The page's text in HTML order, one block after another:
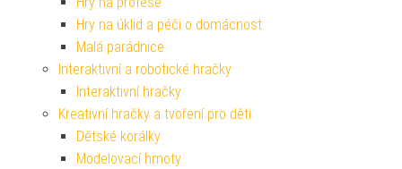
Hry na úklid a péči o domácnost
Malá parádnice
Interaktivní a robotické hračky
Interaktivní hračky
Kreativní hračky a tvoření pro děti
Dětské korálky
Modelovací hmoty